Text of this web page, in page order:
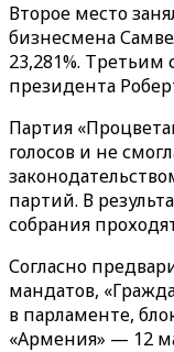
Второе место
бизнесмена
23,281%. Третьим
президента
Партия
голосов и не
партий. В
собрания
Согласно
мандатов,
в парламенте,
«Армения» — 12